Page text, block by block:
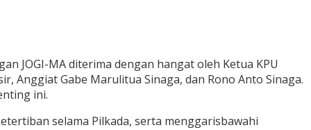
JOGI-MA diterima dengan hangat oleh Ketua KPU
Anggiat Gabe Marulitua Sinaga, dan Rono Anto Sinaga.
ini.
selama Pilkada, serta menggarisbawahi